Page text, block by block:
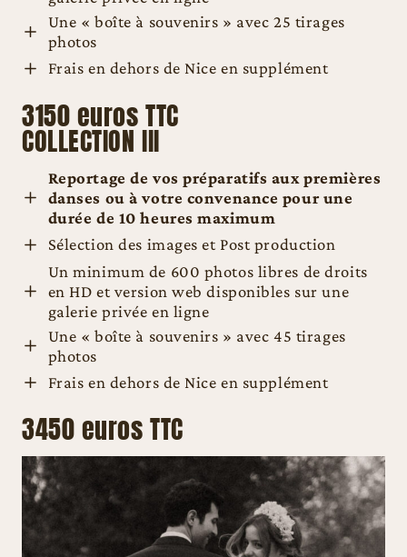
Une « boîte à souvenirs » avec 25 tirages
photos
Frais en dehors de Nice en supplément
3150 euros TTC
COLLECTION III
Reportage de vos préparatifs aux premières
danses ou à votre convenance pour une
durée de 10 heures maximum
Sélection des images et Post production
Un minimum de 600 photos libres de droits
en HD et version web disponibles sur une
galerie privée en ligne
Une « boîte à souvenirs » avec 45 tirages
photos
Frais en dehors de Nice en supplément
3450 euros TTC